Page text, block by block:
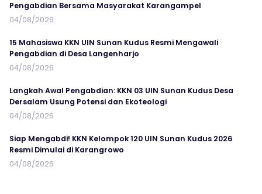
Pengabdian Bersama Masyarakat Karangampel
04/08/2026
15 Mahasiswa KKN UIN Sunan Kudus Resmi Mengawali
Pengabdian di Desa Langenharjo
04/08/2026
Langkah Awal Pengabdian: KKN 03 UIN Sunan Kudus Desa
Dersalam Usung Potensi dan Ekoteologi
04/08/2026
Siap Mengabdi! KKN Kelompok 120 UIN Sunan Kudus 2026
Resmi Dimulai di Karangrowo
04/08/2026